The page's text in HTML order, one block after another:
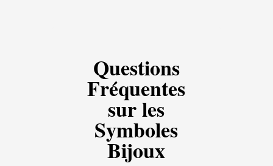
Questions
Fréquentes
sur les
Symboles
Bijoux